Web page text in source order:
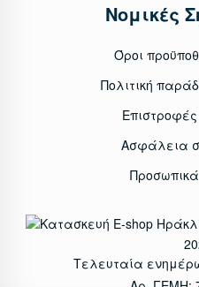
Νομικές
Όροι
Πολιτική
Ασφάλεια
Τελευταία